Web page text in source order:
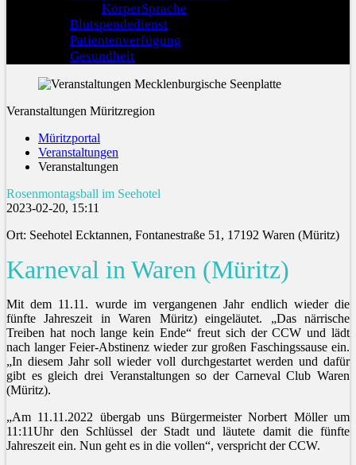
KörperSprache
Blutspendedienst
Patientenverfügung
Gesundheit
Veranstaltungen Müritzregion
Müritzportal
Veranstaltungen
Veranstaltungen
Rosenmontagsball im Seehotel
2023-02-20, 15:11
Ort: Seehotel Ecktannen, Fontanestraße 51, 17192 Waren (Müritz)
Karneval in Waren (Müritz)
Mit dem 11.11. wurde im vergangenen Jahr endlich wieder die
fünfte Jahreszeit in Waren Müritz) eingeläutet. „Das närrische
Treiben hat noch lange kein Ende“ freut sich der CCW und lädt
nach langer Feier-Abstinenz wieder zur großen Faschingssause ein.
„In diesem Jahr soll wieder voll durchgestartet werden und dafür
gibt es gleich drei Veranstaltungen so der Carneval Club Waren
(Müritz).
„Am 11.11.2022 übergab uns Bürgermeister Norbert Möller um
11:11Uhr den Schlüssel der Stadt und läutete damit die fünfte
Jahreszeit ein. Nun geht es in die vollen“, verspricht der CCW.